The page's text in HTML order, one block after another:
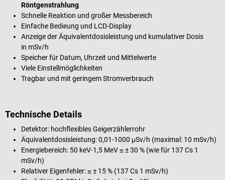
Röntgenstrahlung
Schnelle Reaktion und großer Messbereich
Einfache Bedieung und LCD-Display
Anzeige der Äquivalentdosisleistung und kumulativer Dosis
in mSv/h
Speicher für Datum, Uhrzeit und Mittelwerte
Viele Einstellmöglichkeiten
Tragbar und mit geringem Stromverbrauch
Technische Details
Detektor: hochflexibles Geigerzählerrohr
Äquivalentdosisleistung: 0,01-1000 μSv/h (maximal: 10 mSv/h)
Energiebereich: 50 keV-1,5 MeV ≤ ± 30 % (wie für 137 Cs 1
mSv/h)
Relativer Eigenfehler: ≤ ± 15 % (137 Cs 1 mSv/h)